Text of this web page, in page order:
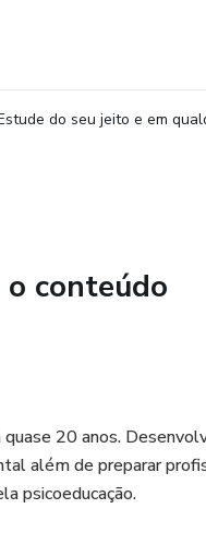
primeira turma
do seu jeito e em
o conteúdo
20 anos.
além de preparar
psicoeducação.